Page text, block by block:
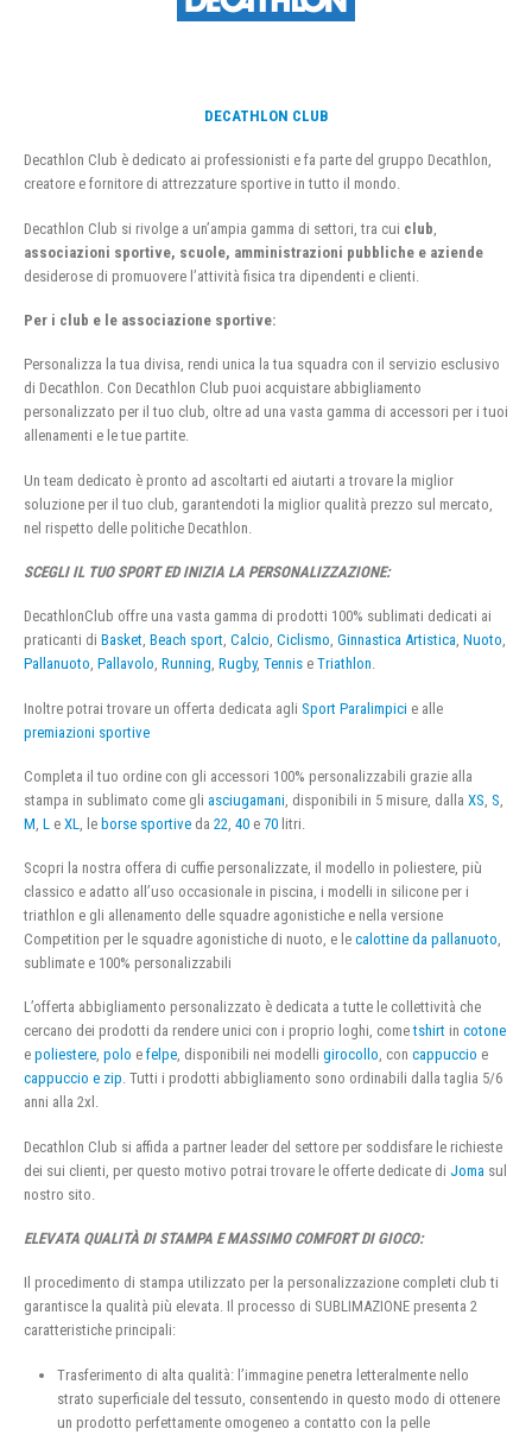
DECATHLON CLUB
Decathlon Club è dedicato ai professionisti e fa parte del gruppo Decathlon,
creatore e fornitore di attrezzature sportive in tutto il mondo.
Decathlon Club si rivolge a un’ampia gamma di settori, tra cui club
associazioni sportive, scuole, amministrazioni pubbliche e aziende
desiderose di promuovere l’attività fisica tra dipendenti e clienti.
Per i club e le associazione sportive:
Personalizza la tua divisa, rendi unica la tua squadra con il servizio esclusivo
di Decathlon. Con Decathlon Club puoi acquistare abbigliamento
personalizzato per il tuo club, oltre ad una vasta gamma di accessori per i tuoi
allenamenti e le tue partite.
Un team dedicato è pronto ad ascoltarti ed aiutarti a trovare la miglior
soluzione per il tuo club, garantendoti la miglior qualità prezzo sul mercato,
nel rispetto delle politiche Decathlon.
SCEGLI IL TUO SPORT ED INIZIA LA PERSONALIZZAZIONE:
DecathlonClub offre una vasta gamma di prodotti 100% sublimati dedicati ai
praticanti di Basket, Beach sport, Calcio, Ciclismo, Ginnastica Artistica, Nuoto,
Pallanuoto, Pallavolo, Running, Rugby, Tennis e Triathlon.
Inoltre potrai trovare un offerta dedicata agli Sport Paralimpici e alle
premiazioni sportive
Completa il tuo ordine con gli accessori 100% personalizzabili grazie alla
stampa in sublimato come gli asciugamani , disponibili in 5 misure, dalla XS S
M L e XL , le borse sportive da 22 40 e 70 litri.
Scopri la nostra offera di cuffie personalizzate, il modello in poliestere, più
classico e adatto all’uso occasionale in piscina, i modelli in silicone per i
triathlon e gli allenamento delle squadre agonistiche e nella versione
Competition per le squadre agonistiche di nuoto, e le calottine da pallanuoto,
sublimate e 100% personalizzabili
L’offerta abbigliamento personalizzato è dedicata a tutte le collettività che
cercano dei prodotti da rendere unici con i proprio loghi, cometshirt in cotone
e poliestere, polo e felpe, disponibili nei modelli girocollo, con cappuccio e
cappuccio e zip. Tutti i prodotti abbigliamento sono ordinabili dalla taglia 5/6
anni alla 2xl.
Decathlon Club si affida a partner leader del settore per soddisfare le richieste
dei sui clienti, per questo motivo potrai trovare le offerte dedicate di Joma sul
nostro sito.
ELEVATA QUALITÀ DI STAMPA E MASSIMO COMFORT DI GIOCO:
Il procedimento di stampa utilizzato per la personalizzazione completi club ti
garantisce la qualità più elevata. Il processo di SUBLIMAZIONE presenta 2
caratteristiche principali:
Trasferimento di alta qualità: l’immagine penetra letteralmente nello
strato superficiale del tessuto, consentendo in questo modo di ottenere
un prodotto perfettamente omogeneo a contatto con la pelle